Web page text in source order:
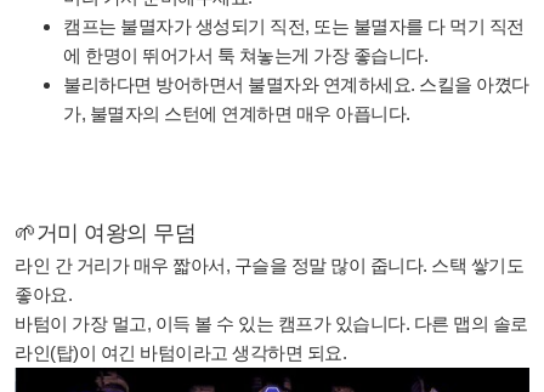
캠프는 불멸자가 생성되기 직전, 또는 불멸자를 다 먹기 직전
에 한명이 뛰어가서 툭 쳐놓는게 가장 좋습니다.
불리하다면 방어하면서 불멸자와 연계하세요. 스킬을 아꼈다
가, 불멸자의 스턴에 연계하면 매우 아픕니다.
🌱거미 여왕의 무덤
라인 간 거리가 매우 짧아서, 구슬을 정말 많이 줍니다. 스택 쌓기도
좋아요.
바텀이 가장 멀고, 이득 볼 수 있는 캠프가 있습니다. 다른 맵의 솔로
라인(탑)이 여긴 바텀이라고 생각하면 되요.